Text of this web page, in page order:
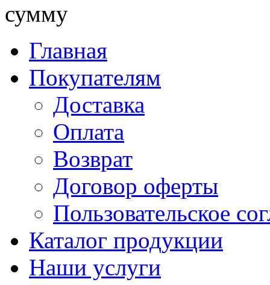
сумму
Главная
Покупателям
Доставка
Оплата
Возврат
Договор оферты
Пользовательское
Каталог продукции
Наши услуги